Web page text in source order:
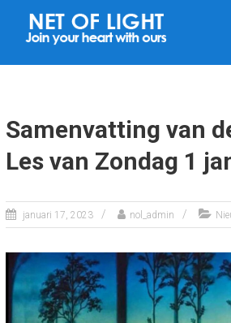
N
A
L
C
T
Samenvatting van
Les van Zondag 1
januari 17, 2023 nol_admin